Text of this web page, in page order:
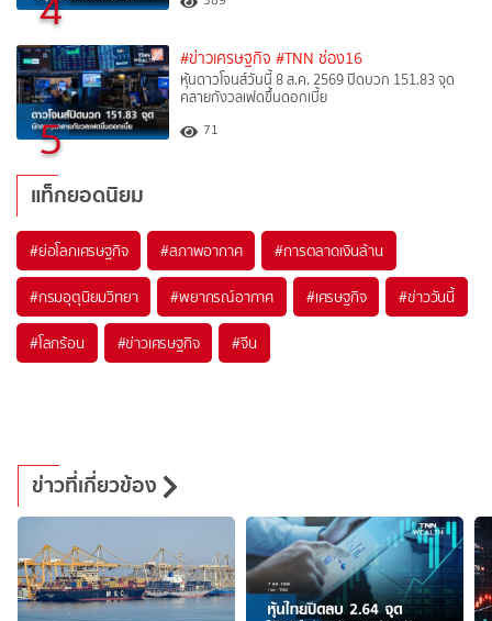
5
#ข่าวเศรษฐกิจ #TNN ช่อง16
หุ้นดาวโจนส์วันนี้ 8 ส.ค. 2569 ปิดบวก 151.83 จุด
คลายกังวลเฟดขึ้นดอกเบี้ย
71
แท็กยอดนิยม
#ย่อโลกเศรษฐกิจ #สภาพอากาศ #การตลาดเงินล้าน
#กรมอุตุนิยมวิทยา #พยากรณ์อากาศ #เศรษฐกิจ #ข่าววันนี้
#โลกร้อน #ข่าวเศรษฐกิจ #จีน
ข่าวที่เกี่ยวข้อง